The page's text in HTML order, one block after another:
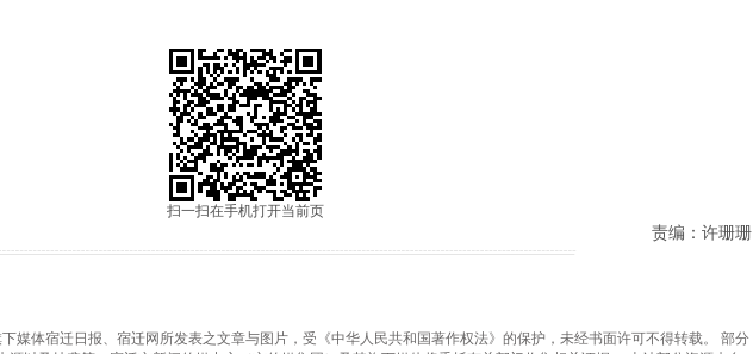
扫一扫在手机打开当前页
责编：许珊珊
体宿迁日报、宿迁网所发表之文章与图片，受《中华人民共和国著作权法》的保护，未经书面许可不得转载。 部分